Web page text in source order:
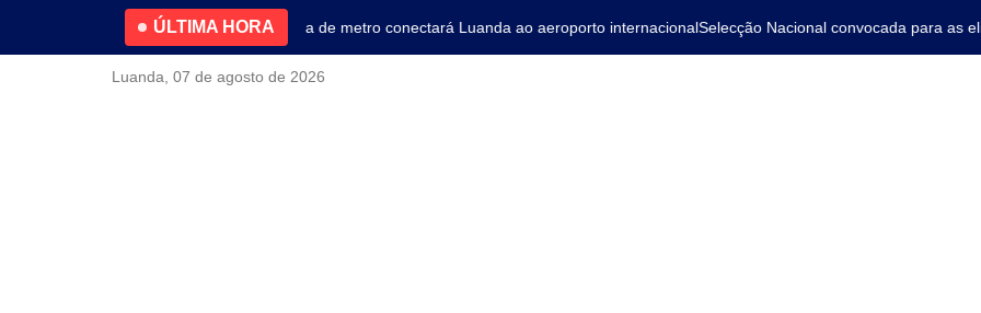
ÚLTIMA HORA
4.2% no primeiro trimestre Nova linha de metro conectará Luanda ao aeroporto internacionalSelecção Nacional convocada para as
Luanda, 07 de agosto de 2026